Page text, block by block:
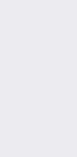
igiena personala in